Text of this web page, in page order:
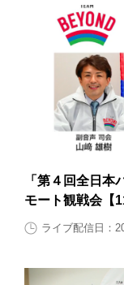
「第４回全日
モート観戦会【
ライブ配信日：